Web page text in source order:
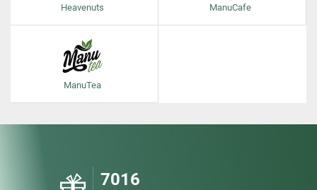
Heavenuts ManuCafe
ManuTea
7016